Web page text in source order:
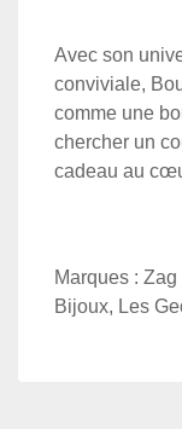
Avec son
conviviale,
comme une
chercher un
cadeau au
Marques :
Bijoux, Les